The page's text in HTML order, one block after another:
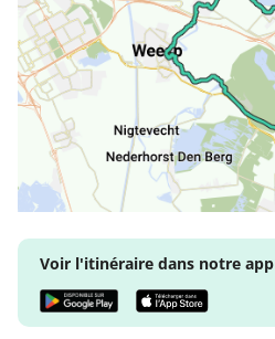
Voir l'itinéraire dans notre app